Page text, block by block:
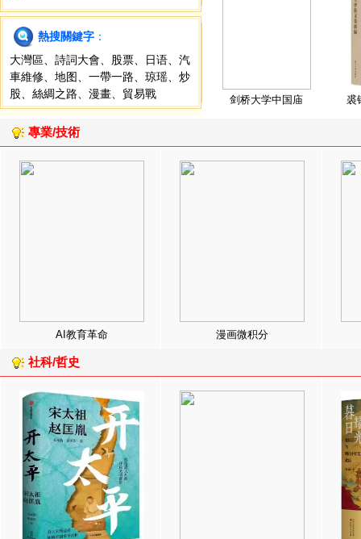
熱搜關鍵字 ：
大灣區
詩詞大會 股票 日语
汽
車維修
地图 一帶一路 琼瑶
炒
股
絲綢之路 漫畫 貿易戰 剑桥大学中国庙 裘
專業/技術
AI教育革命 漫画微积分
社科/哲史